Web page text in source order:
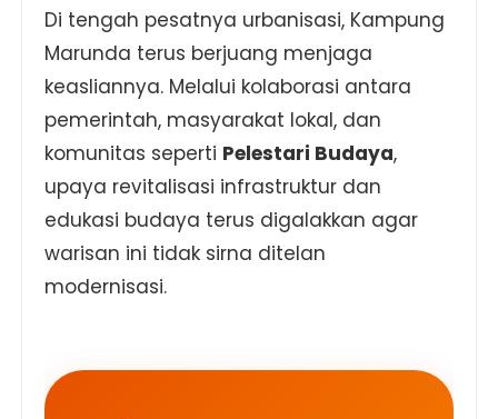
Di tengah pesatnya urbanisasi, Kampung
Marunda terus berjuang menjaga
keasliannya. Melalui kolaborasi antara
pemerintah, masyarakat lokal, dan
komunitas seperti Pelestari Budaya,
upaya revitalisasi infrastruktur dan
edukasi budaya terus digalakkan agar
warisan ini tidak sirna ditelan
modernisasi.